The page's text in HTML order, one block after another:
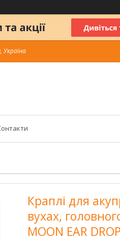
Україна
Краплі для
вухах,
MOON EAR